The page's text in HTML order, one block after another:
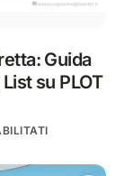
Guida
su PLOT